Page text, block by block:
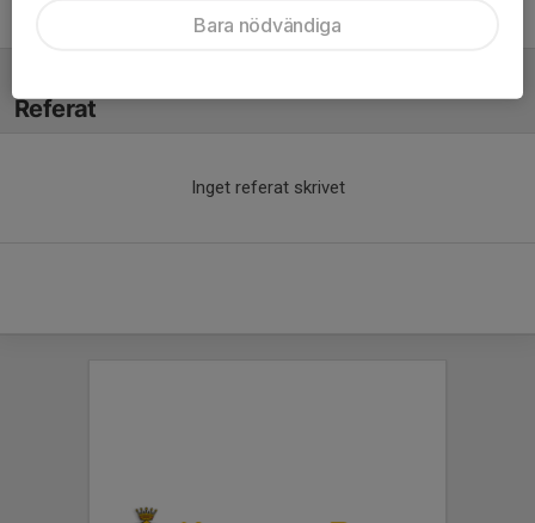
Tränare
Referat
Inget referat skrivet
Bara nödvändiga